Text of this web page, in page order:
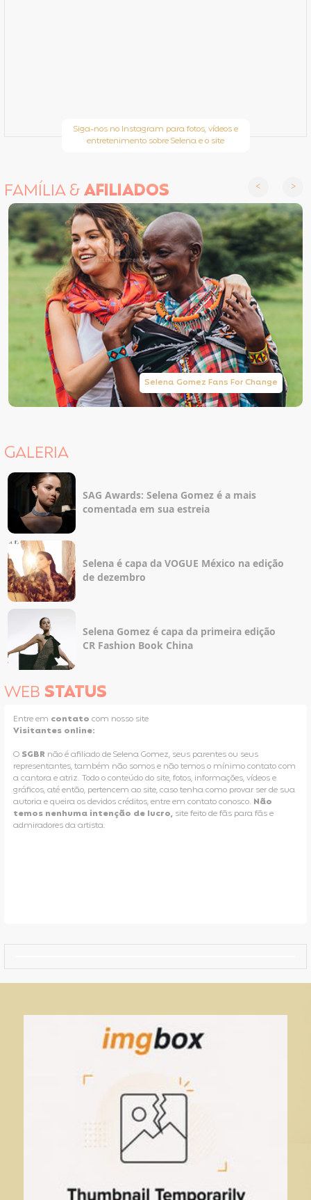
Siga-nos no Instagram para fotos, vídeos e
entretenimento sobre Selena e o site
FAMÍLIA &AFILIADOS
Selena Gomez Fans For Change
GALERIA
SAG Awards: Selena Gomez é a mais
comentada em sua estreia
Selena é capa da VOGUE México na edição
de dezembro
Selena Gomez é capa da primeira edição
CR Fashion Book China
WEB STATUS
Entre em contato com nosso site
Visitantes online:
O SGBR não é afiliado de Selena Gomez, seus parentes ou seus
representantes, também não somos e não temos o mínimo contato com
a cantora e atriz. Todo o conteúdo do site, fotos, informações, vídeos e
gráficos, até então, pertencem ao site, caso tenha como provar ser de sua
autoria e queira os devidos créditos, entre em contato conosco. Não
temos nenhuma intenção de lucro, site feito de fãs para fãs e
admiradores da artista.